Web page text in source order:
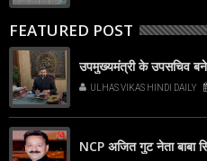
FEATURED POST
उपमुख्यमंत्री के उपसचिव
ULHAS VIKAS HINDI DAILY
NCP अजित गुट नेता बाबा